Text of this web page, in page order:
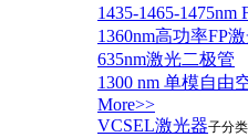
1435-1465-
1360nm高功率FP
635nm激光二极管
1300 nm 单模自由
More>>
VCSEL激光器子分类